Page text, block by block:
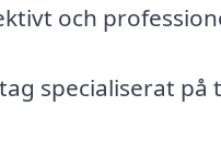
och
specialiserat